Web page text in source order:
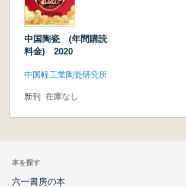
中国陶瓷 (年間購読
料金) 2020
中国軽工業陶瓷研究所
新刊 在庫なし
本を探す
六一書房の本